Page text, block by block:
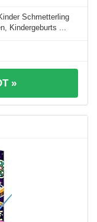
Schmetterling
Kindergeburts ...
»